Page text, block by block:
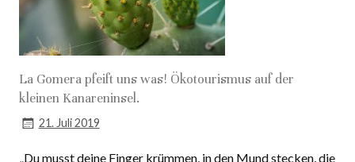
La Gomera pfeift uns was! Ökotourismus auf der
kleinen Kanareninsel.